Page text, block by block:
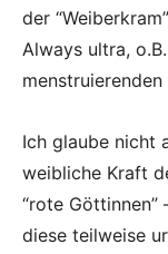
der
Always ultra,
Ich glaube nicht
weibliche Kraft
“rote
diese teilweise